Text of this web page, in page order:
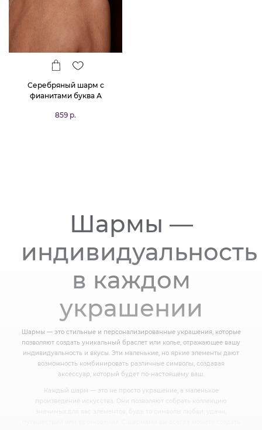
Серебряный шарм с
фианитами буква А
859 р.
Шармы —
индивидуальность
в каждом
украшении
Шармы — это стильные и персонализированные украшения, которые
позволяют создать уникальный браслет или колье, отражающее вашу
индивидуальность и вкусы. Эти маленькие, но яркие элементы дают
возможность комбинировать различные символы, создавая
аксессуар, который будет по-настоящему ваш.
Каждый шарм — это не просто украшение, а маленькое
произведение искусства. Они позволяют собрать коллекцию